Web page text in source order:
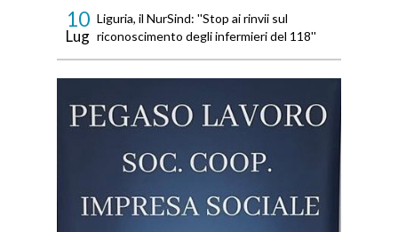
10
Lug
Liguria, il NurSind: ''Stop ai rinvii sul
riconoscimento degli infermieri del 118''